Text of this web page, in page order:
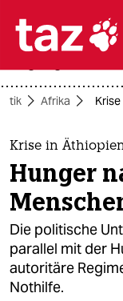

themen
politik
öko
gesellschaft
kultur
usa
Afrika
Krise in
Hunger
Die politische
parallel mit der
autoritäre
Nothilfe.